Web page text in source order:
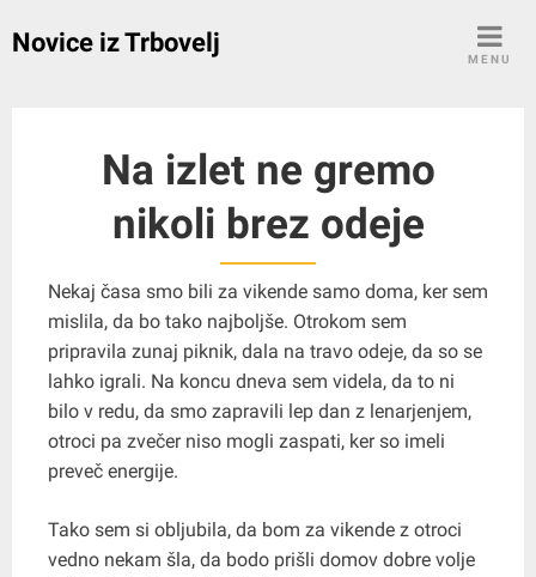
Novice iz Trbovelj
MENU
Na izlet ne gremo
nikoli brez odeje
Nekaj časa smo bili za vikende samo doma, ker sem
mislila, da bo tako najboljše. Otrokom sem
pripravila zunaj piknik, dala na travo odeje, da so se
lahko igrali. Na koncu dneva sem videla, da to ni
bilo v redu, da smo zapravili lep dan z lenarjenjem,
otroci pa zvečer niso mogli zaspati, ker so imeli
preveč energije.
Tako sem si obljubila, da bom za vikende z otroci
vedno nekam šla, da bodo prišli domov dobre volje